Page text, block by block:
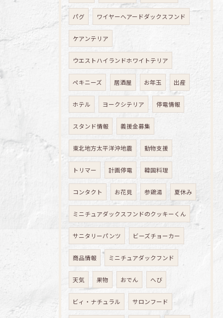
パグ ワイヤーヘアードダックスフンド
ケアンテリア
ウエストハイランドホワイトテリア
ペキニーズ 居酒屋 お年玉 出産
ホテル ヨークシテリア 停電情報
スタンド情報 義援金募集
東北地方太平洋沖地震 動物支援
トリマー 計画停電 韓国料理
コンタクト お花見 参鶏湯 夏休み
ミニチュアダックスフンドのクッキーくん
サニタリーパンツ ビーズチョーカー
商品情報 ミニチュアダックフンド
天気 果物 おでん へび
ビィ・ナチュラル サロンフード